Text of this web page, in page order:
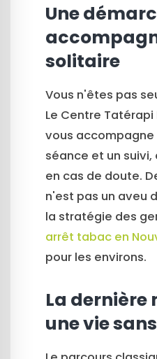
Une
solitaire
Vous n'êtes pas
Le Centre Tatérapi
vous accompagne
séance et un
en cas de doute.
n'est pas un aveu
la stratégie des
arrêt tabac en
pour les environs.
La dernière
une vie